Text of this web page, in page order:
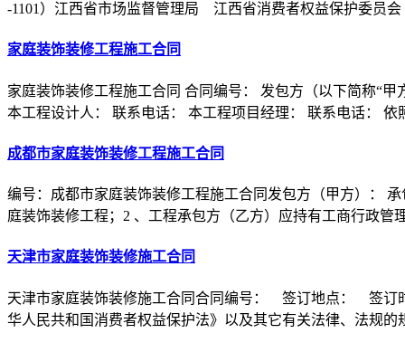
-1101）江西省市场监督管理局 江西省消费者权益保护委员会
家庭装饰装修工程施工合同
家庭装饰装修工程施工合同 合同编号： 发包方（以下简称“
本工程设计人： 联系电话： 本工程项目经理： 联系电话： 依
成都市家庭装饰装修工程施工合同
编号：成都市家庭装饰装修工程施工合同发包方（甲方）：
庭装饰装修工程；2 、工程承包方（乙方）应持有工商行政管
天津市家庭装饰装修施工合同
天津市家庭装饰装修施工合同合同编号： 签订地点： 签
华人民共和国消费者权益保护法》以及其它有关法律、法规的